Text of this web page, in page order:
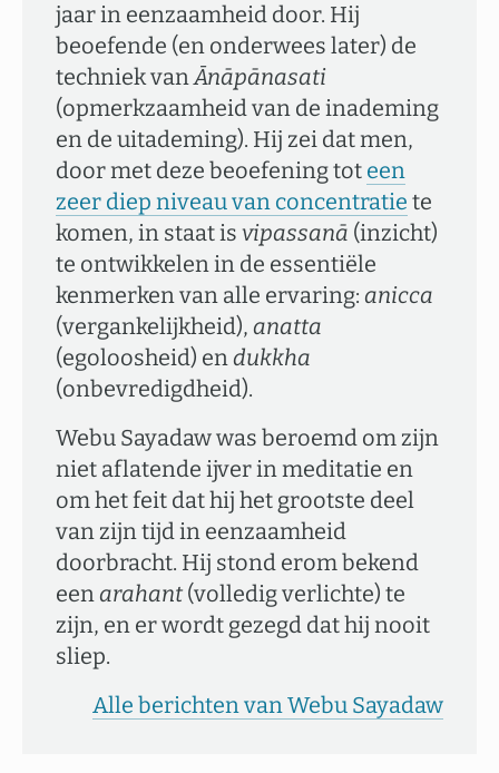
jaar in eenzaamheid door. Hij
beoefende (en onderwees later) de
techniek vanĀnāpānasati
(opmerkzaamheid van de inademing
en de uitademing). Hij zei dat men,
door met deze beoefening tot een
zeer diep niveau van concentratie te
komen, in staat is vipassanā (inzicht)
te ontwikkelen in de essentiële
kenmerken van alle ervaring: anicca
(vergankelijkheid), anatta
(egoloosheid) endukkha
(onbevredigdheid).
Webu Sayadaw was beroemd om zijn
niet aflatende ijver in meditatie en
om het feit dat hij het grootste deel
van zijn tijd in eenzaamheid
doorbracht. Hij stond erom bekend
eenarahant(volledig verlichte) te
zijn, en er wordt gezegd dat hij nooit
sliep.
Alle berichten van Webu Sayadaw